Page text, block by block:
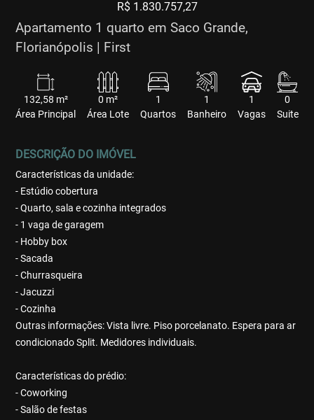
R$ 1.830.757,27
Apartamento 1 quarto em Saco Grande,
Florianópolis | First
132,58 m²
Área Principal
0 m²
Área Lote
1
Quartos
1
Banheiro
1
Vagas
0
Suite
DESCRIÇÃO DO IMÓVEL
Características da unidade:
- Estúdio cobertura
- Quarto, sala e cozinha integrados
- 1 vaga de garagem
- Hobby box
- Sacada
- Churrasqueira
- Jacuzzi
- Cozinha
Outras informações: Vista livre. Piso porcelanato. Espera para ar
condicionado Split. Medidores individuais.
Características do prédio:
- Coworking
- Salão de festas